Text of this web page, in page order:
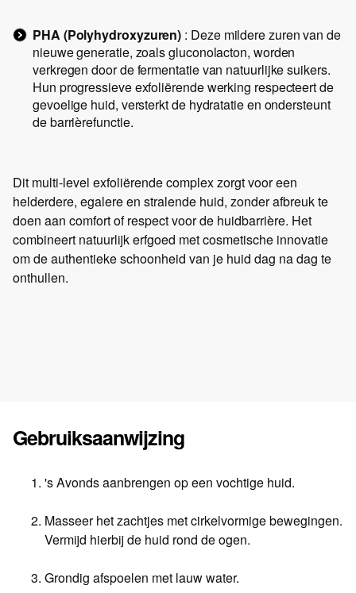
PHA (Polyhydroxyzuren) : Deze mildere zuren van de
nieuwe generatie, zoals gluconolacton, worden
verkregen door de fermentatie van natuurlijke suikers.
Hun progressieve exfoliërende werking respecteert de
gevoelige huid, versterkt de hydratatie en ondersteunt
de barrièrefunctie.
Dit multi-level exfoliërende complex zorgt voor een
helderdere, egalere en stralende huid, zonder afbreuk te
doen aan comfort of respect voor de huidbarrière. Het
combineert natuurlijk erfgoed met cosmetische innovatie
om de authentieke schoonheid van je huid dag na dag te
onthullen.
Gebruiksaanwijzing
's Avonds aanbrengen op een vochtige huid.
Masseer het zachtjes met cirkelvormige bewegingen.
Vermijd hierbij de huid rond de ogen.
Grondig afspoelen met lauw water.